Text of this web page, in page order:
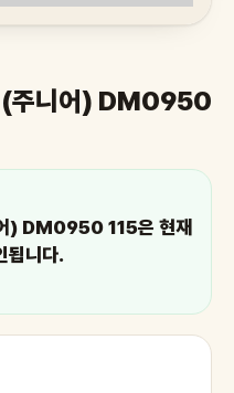
(주니어) DM0950
) DM0950 115은 현재
됩니다.